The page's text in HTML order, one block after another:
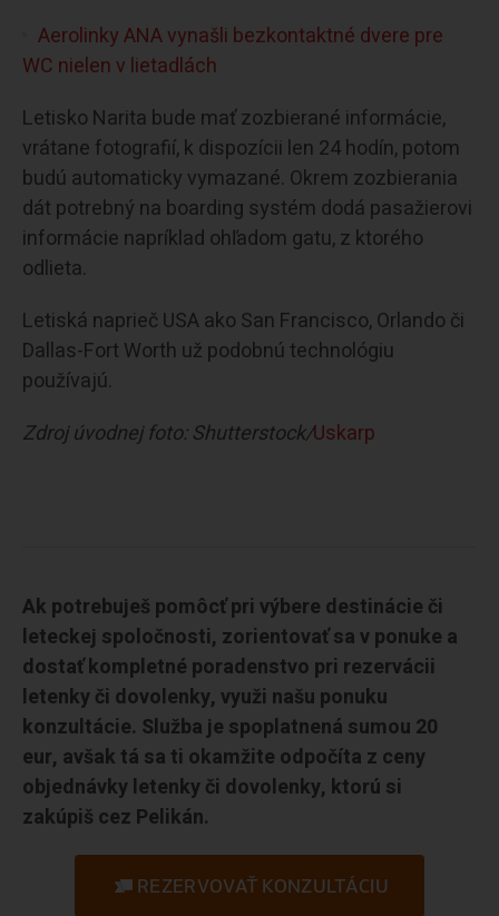
Aerolinky ANA vynašli bezkontaktné dvere pre
WC nielen v lietadlách
Letisko Narita bude mať zozbierané informácie,
vrátane fotografií, k dispozícii len 24 hodín, potom
budú automaticky vymazané. Okrem zozbierania
dát potrebný na boarding systém dodá pasažierovi
informácie napríklad ohľadom gatu, z ktorého
odlieta.
Letiská naprieč USA ako San Francisco, Orlando či
Dallas-Fort Worth už podobnú technológiu
používajú.
Zdroj úvodnej foto: Shutterstock/Uskarp
Ak potrebuješ pomôcť pri výbere destinácie či
leteckej spoločnosti, zorientovať sa v ponuke a
dostať kompletné poradenstvo pri rezervácii
letenky či dovolenky, využi našu ponuku
konzultácie. Služba je spoplatnená sumou 20
eur, avšak tá sa ti okamžite odpočíta z ceny
objednávky letenky či dovolenky, ktorú si
zakúpiš cez Pelikán.
REZERVOVAŤ KONZULTÁCIU